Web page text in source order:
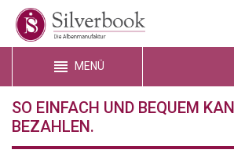
MENÜ
SO EINFACH UND BEQUEM
BEZAHLEN.